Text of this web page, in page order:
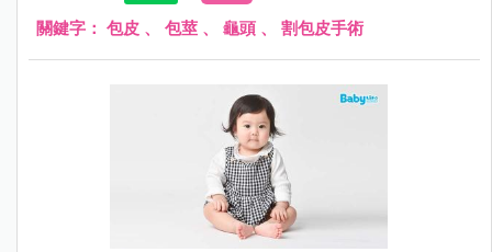
關鍵字： 包皮 、 包莖 、 龜頭 、 割包皮手術